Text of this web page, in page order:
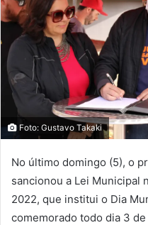
Foto: Gustavo Takaki
No último domingo (5), o
sancionou a Lei Municipal
2022, que institui o Dia
comemorado todo dia 3